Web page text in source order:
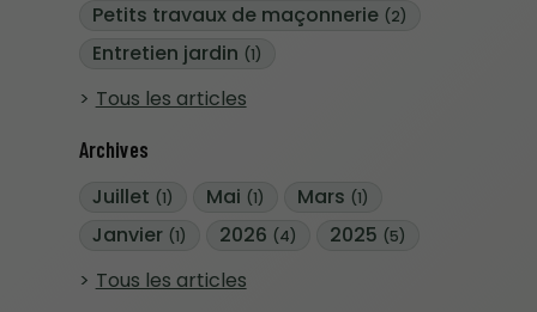
Petits travaux de maçonnerie (2)
Entretien jardin (1)
Tous les articles
Archives
Juillet (1) Mai (1) Mars (1)
Janvier (1) 2026 (4) 2025 (5)
Tous les articles